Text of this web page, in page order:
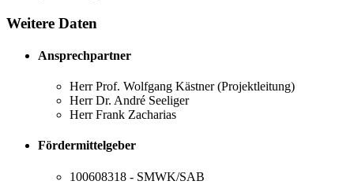
Weitere Daten
Ansprechpartner
Herr Prof. Wolfgang Kästner (Projektleitung)
Herr Dr. André Seeliger
Herr Frank Zacharias
Fördermittelgeber
100608318 - SMWK/SAB